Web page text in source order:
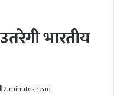
भारतीय
2 minutes read